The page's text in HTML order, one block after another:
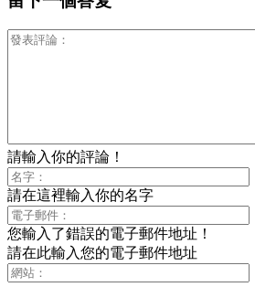
請輸入你的評論！
請在這裡輸入你的名字
您輸入了錯誤的電子郵件地址！
請在此輸入您的電子郵件地址